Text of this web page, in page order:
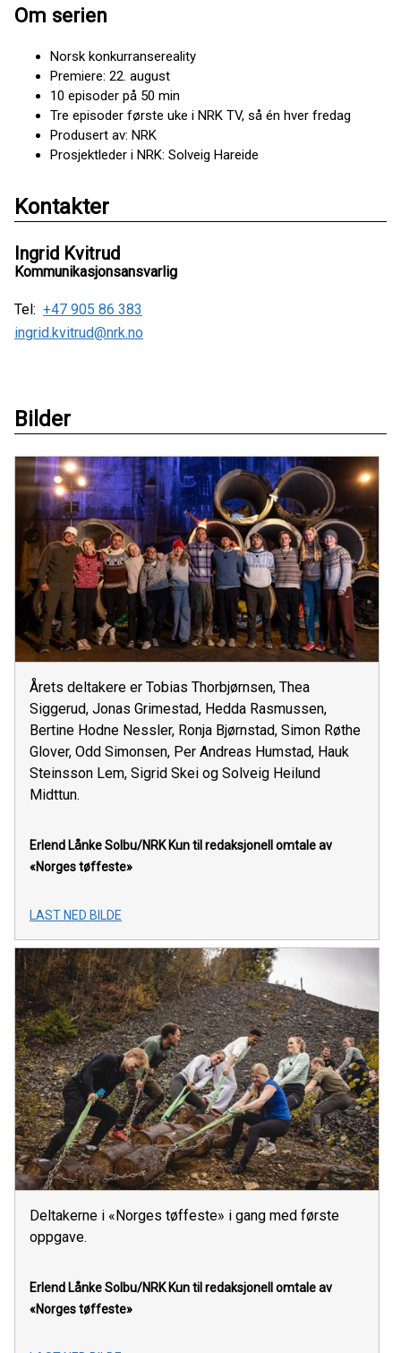
Om serien
Norsk konkurransereality
Premiere: 22. august
10 episoder på 50 min
Tre episoder første uke i NRK TV, så én hver fredag
Produsert av: NRK
Prosjektleder i NRK: Solveig Hareide
Kontakter
Ingrid Kvitrud
Kommunikasjonsansvarlig
Tel: +47 905 86 383
ingrid.kvitrud@nrk.no
Bilder
Årets deltakere er Tobias Thorbjørnsen, Thea
Siggerud, Jonas Grimestad, Hedda Rasmussen,
Bertine Hodne Nessler, Ronja Bjørnstad, Simon Røthe
Glover, Odd Simonsen, Per Andreas Humstad, Hauk
Steinsson Lem, Sigrid Skei og Solveig Heilund
Midttun.
Erlend Lånke Solbu/NRKKun til redaksjonell omtale av
«Norges tøffeste»
LAST NED BILDE
Deltakerne i «Norges tøffeste» i gang med første
oppgave.
Erlend Lånke Solbu/NRK Kun til redaksjonell omtale av
«Norges tøffeste»